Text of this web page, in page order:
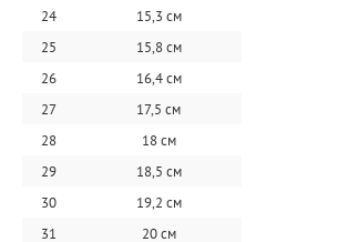
24
15,3 см
25
15,8 см
26
16,4 см
27
17,5 см
28
18 см
29
18,5 см
30
19,2 см
31
20 см